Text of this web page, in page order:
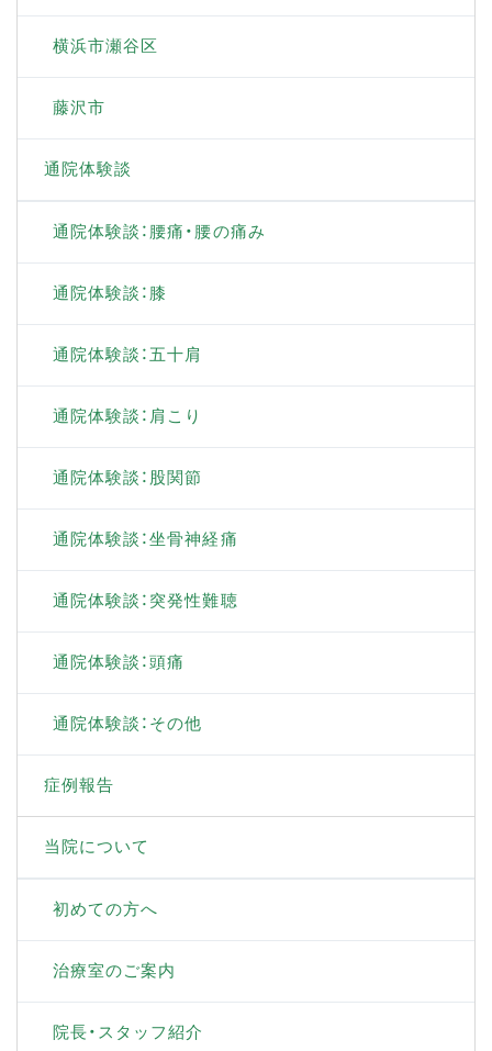
横浜市瀬谷区
藤沢市
通院体験談
通院体験談：腰痛・腰の痛み
通院体験談：膝
通院体験談：五十肩
通院体験談：肩こり
通院体験談：股関節
通院体験談：坐骨神経痛
通院体験談：突発性難聴
通院体験談：頭痛
通院体験談：その他
症例報告
当院について
初めての方へ
治療室のご案内
院長・スタッフ紹介